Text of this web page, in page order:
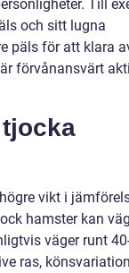
Till
och sitt lugna
päls för att klara
förvånansvärt
vikt i
hamster kan
väger runt
ras,